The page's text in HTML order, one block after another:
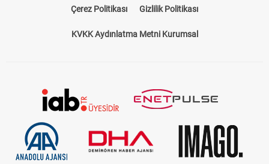
Çerez Politikası Gizlilik Politikası
KVKK Aydınlatma Metni Kurumsal